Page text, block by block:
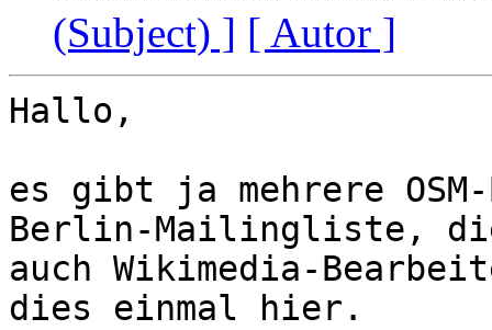
(Subject) ] [ Autor ]
Hallo,
es gibt ja mehrere
Berlin-Mailingliste,
auch Wikimedia-
dies einmal hier.